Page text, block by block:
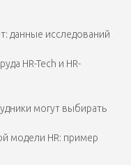
данные исследований
HR-Tech и HR-
могут выбирать
модели HR: пример